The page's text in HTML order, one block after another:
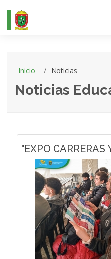
Inicio Noticias
Noticias
"EXPO CARRERAS